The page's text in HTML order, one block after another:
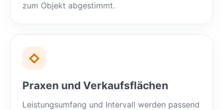
zum Objekt abgestimmt.
◇
Praxen und Verkaufsflächen
Leistungsumfang und Intervall werden passend